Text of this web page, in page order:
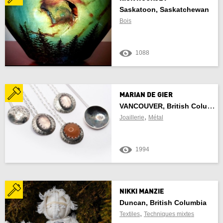
Manitoba
Nouveau-Brunswick
Terre-Neuve-et-Labrador
Territoires du Nord-Ouest
Nouvelle-Écosse
Nunavut
l'île du Prince-Édouard
Québec
Saskatoon, Saskatchewan
Bois
1088
MARIAN DE GIER
VANCOUVER, British Columbia
Joaillerie, Métal
1994
NIKKI MANZIE
Duncan, British Columbia
Textiles, Techniques mixtes